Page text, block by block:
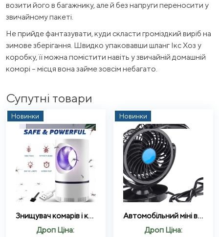
возити його в багажнику, але й без напруги переносити у
звичайному пакеті.
Не прийде фантазувати, куди скласти громіздкий виріб на
зимове зберігання. Швидко упаковавши шланг Ікс Хоз у
коробку, її можна помістити навіть у звичайній домашній
коморі – місця вона займе зовсім небагато.
Супутні товари
Новинки
Знищувач комарів і комах Mosquito Killer 360 (ВЕЛИКИЙ) лампа пастка від USB
Дроп Ціна:
Новинки
Автомобільний міні вентилятор працює від USB CZ-01
Дроп Ціна: